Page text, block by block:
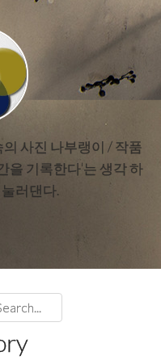
의 사진 나부랭이 / 작품
을 기록한다'는 생각 하
러댄다.